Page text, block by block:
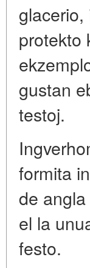
protekto
gustan
testoj.
formita
de
el la
festo.